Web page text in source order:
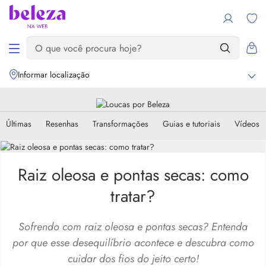
Informar localização
Últimas Resenhas Transformações Guias e tutoriais Vídeos
Raiz oleosa e pontas secas: como
tratar?
Sofrendo com raiz oleosa e pontas secas? Entenda
por que esse desequilíbrio acontece e descubra como
cuidar dos fios do jeito certo!